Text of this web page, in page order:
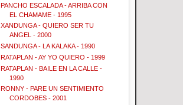
PANCHO ESCALADA - ARRIBA CON
EL CHAMAME - 1995
XANDUNGA - QUIERO SER TU
ANGEL - 2000
SANDUNGA - LA KALAKA - 1990
RATAPLAN - AY YO QUIERO - 1999
RATAPLAN - BAILE EN LA CALLE -
1990
RONNY - PARE UN SENTIMIENTO
CORDOBES - 2001